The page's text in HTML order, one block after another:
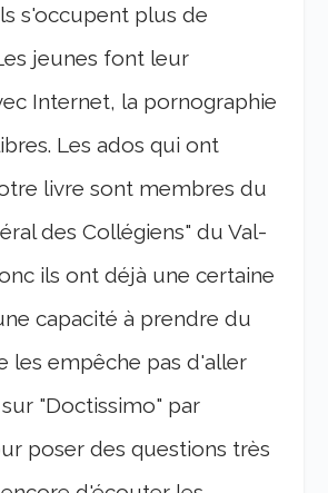
s'occupent plus de
jeunes font leur
Internet, la pornographie
Les ados qui ont
livre sont membres du
des Collégiens" du Val-
ils ont déjà une certaine
capacité à prendre du
les empêche pas d'aller
"Doctissimo" par
poser des questions très